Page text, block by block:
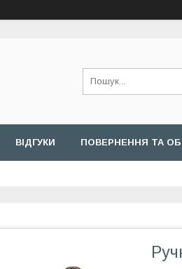
ВІДГУКИ ПОВЕРНЕННЯ ТА